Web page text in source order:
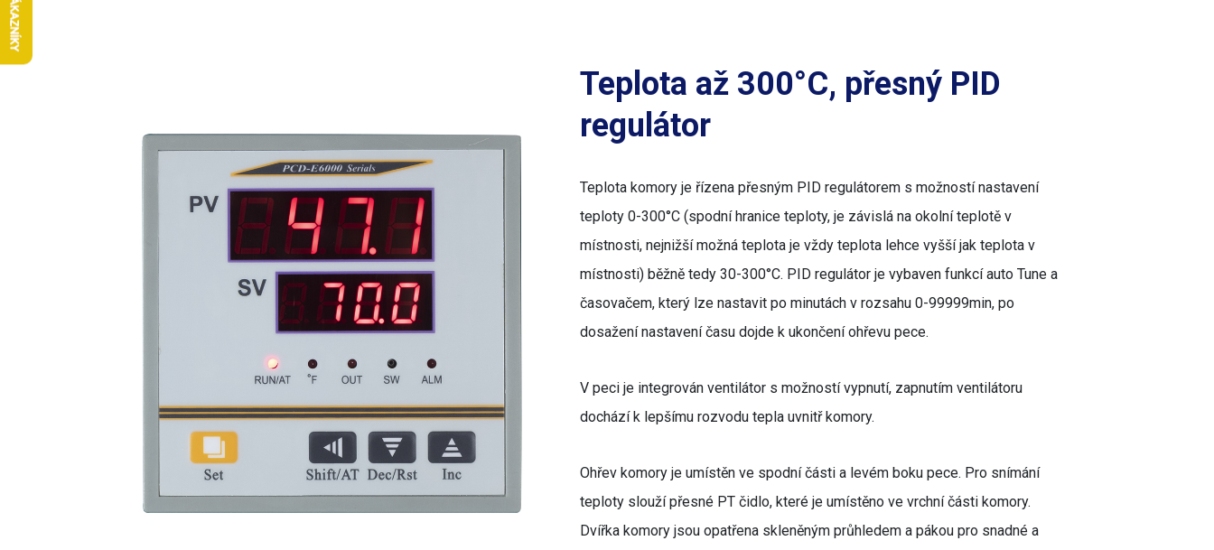
Teplota až 300°C, přesný PID
regulátor
Teplota komory je řízena přesným PID regulátorem s možností nastavení
teploty 0-300°C (spodní hranice teploty, je závislá na okolní teplotě v
místnosti, nejnižší možná teplota je vždy teplota lehce vyšší jak teplota v
místnosti) běžně tedy 30-300°C. PID regulátor je vybaven funkcí auto Tune a
časovačem, který lze nastavit po minutách v rozsahu 0-99999min, po
dosažení nastavení času dojde k ukončení ohřevu pece.
V peci je integrován ventilátor s možností vypnutí, zapnutím ventilátoru
dochází k lepšímu rozvodu tepla uvnitř komory.
Ohřev komory je umístěn ve spodní části a levém boku pece. Pro snímání
teploty slouží přesné PT čidlo, které je umístěno ve vrchní části komory.
Dvířka komory jsou opatřena skleněným průhledem a pákou pro snadné a